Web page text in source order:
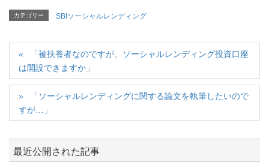
カテゴリー SBIソーシャルレンディング
「被扶養者なのですが、ソーシャルレンディング投資口座
は開設できますか」
「ソーシャルレンディングに関する論文を執筆したいので
すが…」
最近公開された記事